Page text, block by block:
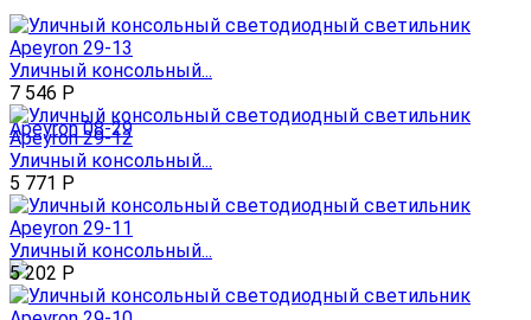
Уличный консольный...
7 546 Р
Уличный консольный...
5 771 Р
Уличный консольный...
5 202 Р